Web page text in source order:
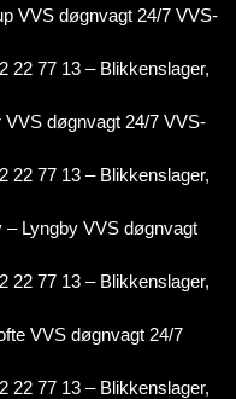
VVS døgnvagt 24/7 VVS-
22 77 13 – Blikkenslager,
døgnvagt 24/7 VVS-
22 77 13 – Blikkenslager,
– Lyngby VVS døgnvagt
22 77 13 – Blikkenslager,
VVS døgnvagt 24/7
22 77 13 – Blikkenslager,